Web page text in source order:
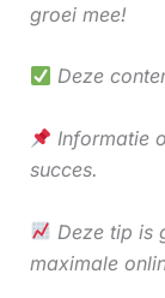
groei mee!
Deze
Informatie
succes.
Deze tip is
maximale